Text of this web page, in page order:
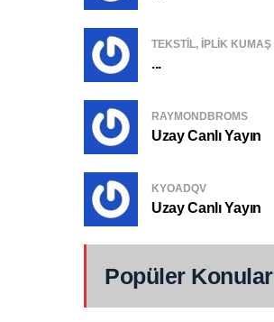
TEKSTIL, IPLIK KUMAŞ
...
RAYMONDBROMS
Uzay Canlı Yayın
KYOADQV
Uzay Canlı Yayın
Popüler Konular